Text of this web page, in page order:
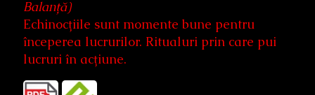
Balanță)
Echinocțiile sunt momente bune pentru
începerea lucrurilor. Ritualuri prin care pui
lucruri în acțiune.